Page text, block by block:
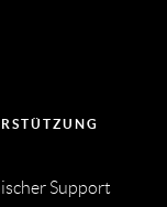
Support